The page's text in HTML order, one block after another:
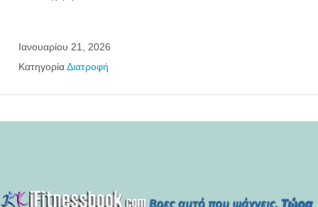
Ιανουαρίου 21, 2026
ΚατηγορίαΔιατροφή